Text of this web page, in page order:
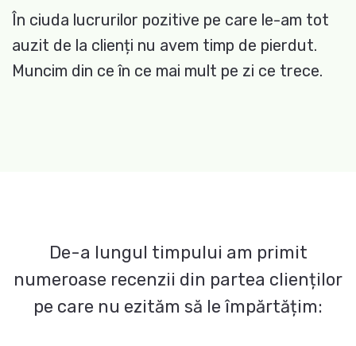
În ciuda lucrurilor pozitive pe care le-am tot
auzit de la clienți nu avem timp de pierdut.
Muncim din ce în ce mai mult pe zi ce trece.
De-a lungul timpului am primit
numeroase recenzii din partea clienților
pe care nu ezităm să le împărtățim: